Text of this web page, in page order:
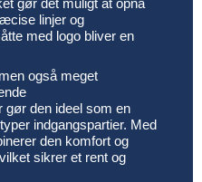
gør det muligt at opnå
linjer og
med logo bliver en
også meget
gør den ideel som en
indgangspartier. Med
den komfort og
sikrer et rent og